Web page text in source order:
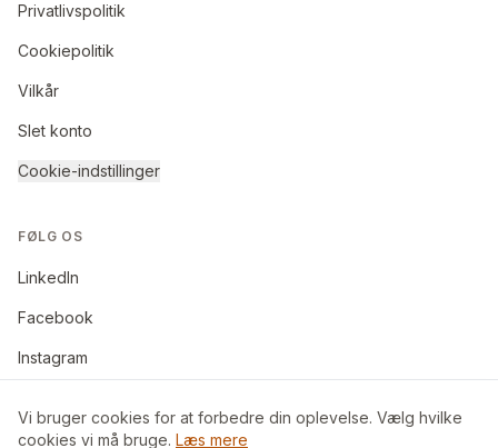
Privatlivspolitik
Cookiepolitik
Vilkår
Slet konto
Cookie-indstillinger
FØLG OS
LinkedIn
Facebook
Instagram
Vi bruger cookies for at forbedre din oplevelse. Vælg hvilke
cookies vi må bruge. Læs mere